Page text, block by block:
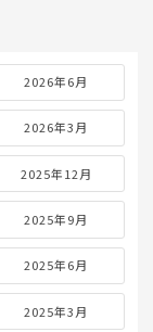
2026年6月
2026年3月
2025年12月
2025年9月
2025年6月
2025年3月